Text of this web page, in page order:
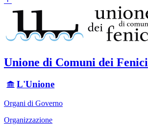
Unione di Comuni dei Fenici
L'Unione
Organi di Governo
Organizzazione